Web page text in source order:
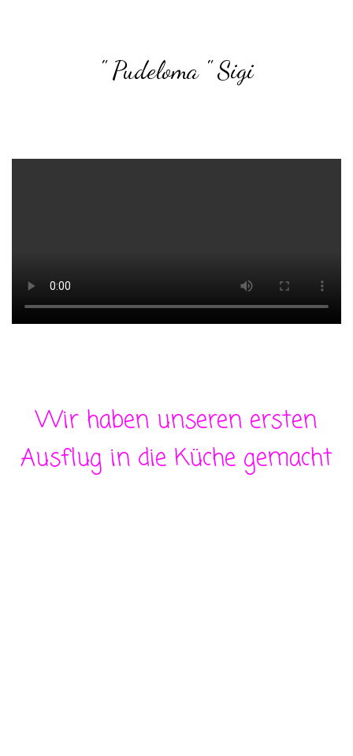
" Pudeloma " Sigi
Wir haben unseren ersten
Ausflug in die Küche gemacht